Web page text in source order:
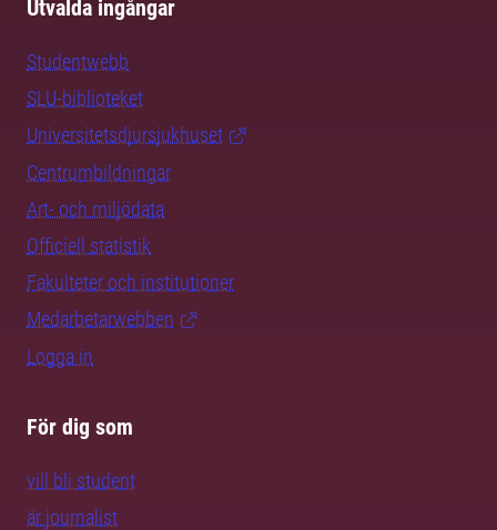
Utvalda ingångar
Studentwebb
SLU-biblioteket
Universitetsdjursjukhuset
Centrumbildningar
Art- och miljödata
Officiell statistik
Fakulteter och institutioner
Medarbetarwebben
Logga in
För dig som
vill bli student
är journalist